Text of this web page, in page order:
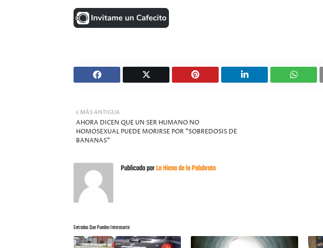
MÁS ANTIGUA
AHORA DICEN QUE UN SER HUMANO NO
HOMOSEXUAL PUEDE MORIRSE POR "SOBREDOSIS DE
BANANAS"
Publicado porLa Hiena de la Palabrota
Entradas Que Pueden Interesarte